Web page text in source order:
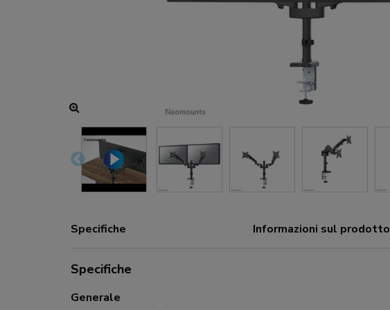
Specifiche Informazioni sul prodotto
Specifiche
Generale